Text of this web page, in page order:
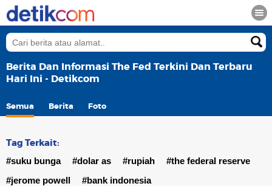
Berita Dan Informasi The Fed Terkini Dan Terbaru
Hari Ini - Detikcom
Semua Berita Foto
Tag Terkait:
#suku bunga #dolar as #rupiah
#the federal reserve
#jerome powell
#bank indonesia